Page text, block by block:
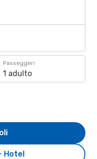
Passeggeri
1 adulto
Hotel